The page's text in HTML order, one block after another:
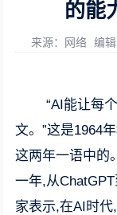
的能
来源：网络 编辑
“AI能让每
文。”这是1964
这两年一语中的
一年,从
家表示,在AI时代